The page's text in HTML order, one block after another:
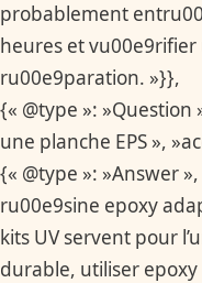
probablement
heures et
ru00e9paration. »}},
{« @type »:
une planche EPS »,
{« @type »: »Answer
ru00e9sine epoxy
kits UV servent pour
durable, utiliser